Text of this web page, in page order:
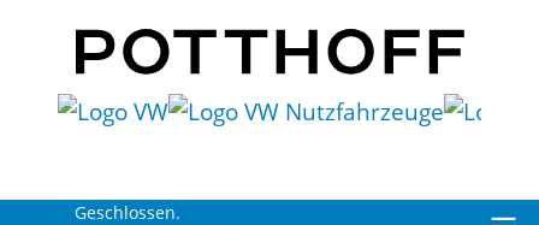
Geschlossen.